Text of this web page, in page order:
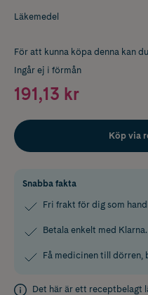
Läkemedel
För att kunna köpa denna kan
Ingår ej i förmån
191,13 kr
Köp via
Snabba fakta
Fri frakt för dig som
Betala enkelt med Klarna.
Få medicinen till dörren,
Det här är ett receptbelagt